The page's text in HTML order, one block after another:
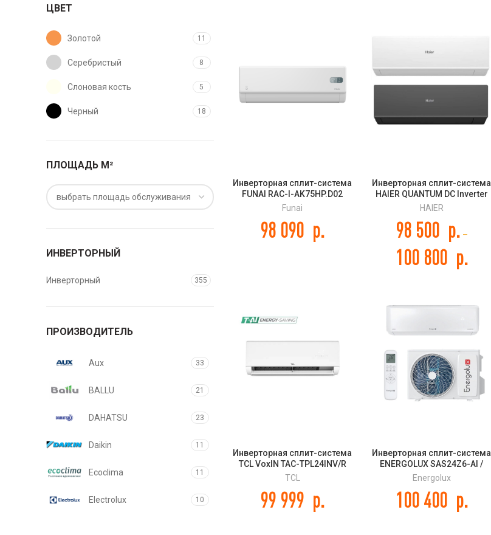
Инверторная сплит-система
FUNAI RAC-I-AK75HP.D02
AKOYA Inverter
Funai
98 090 р.
Инверторная сплит-система
HAIER QUANTUM DC Inverter
AS70HQJ2HRA-W/-B
HAIER
98 500 р.–
100 800 р.
Инверторная сплит-система
TCL VoxIN TAC-TPL24INV/R
TCL
99 999 р.
Инверторная сплит-система
ENERGOLUX SAS24Z6-AI /
SAU24Z6-AI ZURICH 6
Energolux
100 400 р.
ЦВЕТ
Золотой 11
Серебристый 8
Слоновая кость 5
Черный 18
ПЛОЩАДЬ М²
выбрать площадь обслуживания
ИНВЕРТОРНЫЙ
Инверторный 355
ПРОИЗВОДИТЕЛЬ
Aux 33
BALLU 21
DAHATSU 23
Daikin 11
Ecoclima 11
Electrolux 10